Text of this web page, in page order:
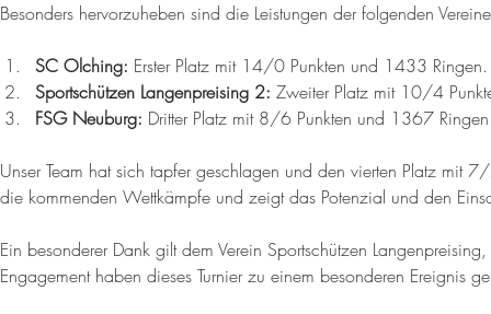
Besonders hervorzuheben sind die Leistungen der folgenden
SC Olching: Erster Platz mit 14/0 Punkten und 1433 Ringen.
Sportschützen Langenpreising 2: Zweiter Platz mit 10/4
FSG Neuburg: Dritter Platz mit 8/6 Punkten und 1367
Unser Team hat sich tapfer geschlagen und den vierten Platz mit
die kommenden Wettkämpfe und zeigt das Potenzial und den
Ein besonderer Dank gilt dem Verein Sportschützen
Engagement haben dieses Turnier zu einem besonderen Ereignis